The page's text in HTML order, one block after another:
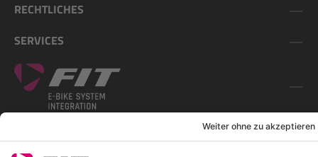
RECHTLICHES
SERVICES
FOLGE UNS AUF